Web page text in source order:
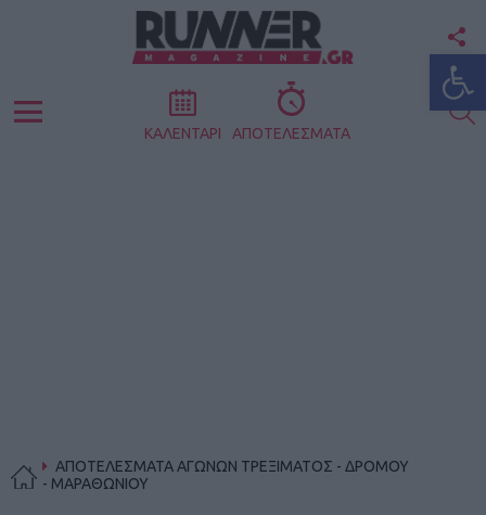
Menu ΚΑΛΕΝΤΑΡΙ ΑΠΟΤΕΛΕΣΜΑΤΑ
ΑΠΟΤΕΛΕΣΜΑΤΑ ΑΓΩΝΩΝ ΤΡΕΞΙΜΑΤΟΣ - ΔΡΟΜΟΥ
- ΜΑΡΑΘΩΝΙΟΥ